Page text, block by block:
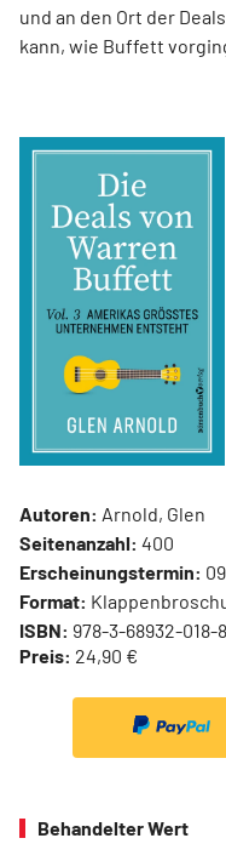
und an den Ort der
kann, wie Buffett
Autoren: Arnold, Glen
Seitenanzahl: 400
Erscheinungstermin:
Format:
ISBN: 978-3-68932-018-8
Preis: 24,90 €
Behandelter Wert